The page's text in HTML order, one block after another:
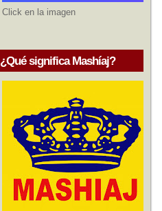
Click en la imagen
¿Qué significa Mashíaj?